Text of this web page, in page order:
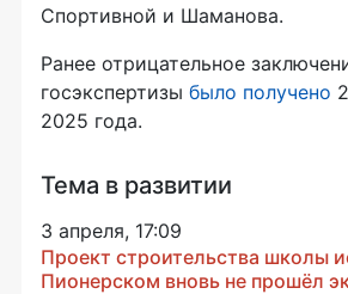
Спортивной и Шаманова.
Ранее отрицательное
госэкспертизы было получено
2025 года.
Тема в развитии
3 апреля, 17:09
Проект строительства школы
Пионерском вновь не прошёл